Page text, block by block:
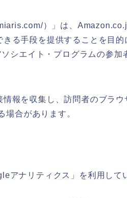
）」は、
る手段を提供することを目的
シエイト・プログラムの参加
報を収集し、訪問者のブラウ
合があります。
アナリティクス」を利用して